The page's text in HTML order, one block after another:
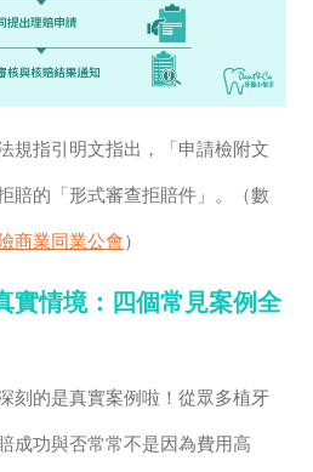
規指引明文指出，「申請檢附文
賠的「形式審查拒賠件」。（數
商業同業公會）
實情境：四個常見案例全
刻的是真實案例啦！從眾多植牙
成功與否常常不是因為費用高